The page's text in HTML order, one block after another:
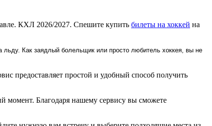
КХЛ 2026/2027. Спешите купить билеты на хоккей на
льду. Как заядлый болельщик или просто любитель хоккея, вы не
предоставляет простой и удобный способ получить
момент. Благодаря нашему сервису вы сможете